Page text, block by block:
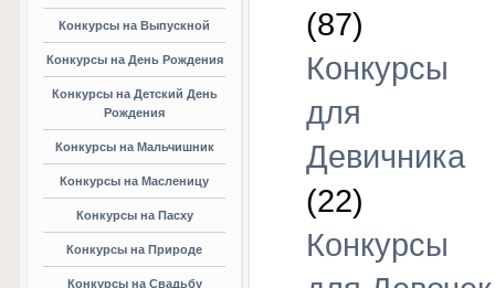
Конкурсы на Выпускной
Конкурсы на День Рождения
Конкурсы на Детский День
Рождения
Конкурсы на Мальчишник
Конкурсы на Масленицу
Конкурсы на Пасху
Конкурсы на Природе
Конкурсы на Свадьбу
(87)
Конкурсы
для
Девичника
(22)
Конкурсы